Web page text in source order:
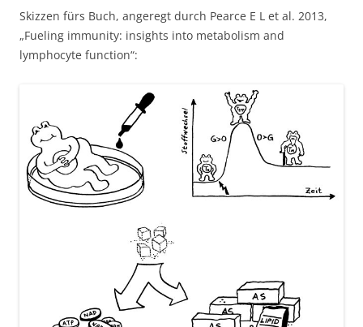
Skizzen fürs Buch, angeregt durch Pearce E L et al. 2013,
„Fueling immunity: insights into metabolism and
lymphocyte function“: